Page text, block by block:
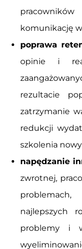
komunikację
poprawa
opinie i
rezultacie
zatrzymanie
redukcji
szkolenia
napędzanie
zwrotnej,
najlepszych
problemy i